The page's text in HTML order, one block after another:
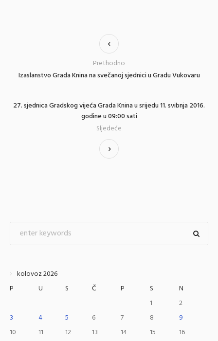
Izaslanstvo Grada Knina na svečanoj sjednici u Gradu Vukovaru
Prethodno
27. sjednica Gradskog vijeća Grada Knina u srijedu 11. svibnja 2016.
godine u 09:00 sati
Sljedeće
kolovoz 2026
P
U S Č P S
N
1
2
3
4 5 6 7 8
9
10
11 12 13 14 15
16